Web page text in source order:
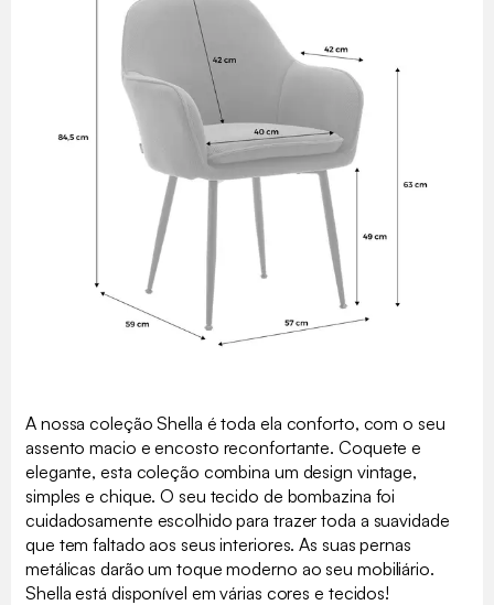
A nossa coleção Shella é toda ela conforto, com o seu
assento macio e encosto reconfortante. Coquete e
elegante, esta coleção combina um design vintage,
simples e chique. O seu tecido de bombazina foi
cuidadosamente escolhido para trazer toda a suavidade
que tem faltado aos seus interiores. As suas pernas
metálicas darão um toque moderno ao seu mobiliário.
Shella está disponível em várias cores e tecidos!